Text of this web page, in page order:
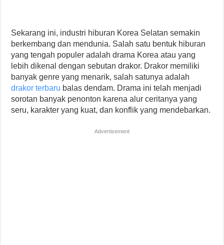
Sekarang ini, industri hiburan Korea Selatan semakin
berkembang dan mendunia. Salah satu bentuk hiburan
yang tengah populer adalah drama Korea atau yang
lebih dikenal dengan sebutan drakor. Drakor memiliki
banyak genre yang menarik, salah satunya adalah
drakor terbaru balas dendam. Drama ini telah menjadi
sorotan banyak penonton karena alur ceritanya yang
seru, karakter yang kuat, dan konflik yang mendebarkan.
Advertisement